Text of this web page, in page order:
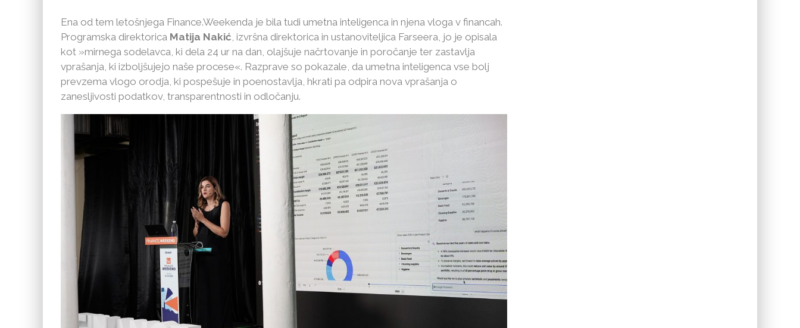
Ena od tem letošnjega Finance.Weekenda je bila tudi umetna inteligenca in njena vloga v financah.
Programska direktorica Matija Nakić, izvršna direktorica in ustanoviteljica Farseera, jo je opisala
kot »mirnega sodelavca, ki dela 24 ur na dan, olajšuje načrtovanje in poročanje ter zastavlja
vprašanja, ki izboljšujejo naše procese«. Razprave so pokazale, da umetna inteligenca vse bolj
prevzema vlogo orodja, ki pospešuje in poenostavlja, hkrati pa odpira nova vprašanja o
zanesljivosti podatkov, transparentnosti in odločanju.